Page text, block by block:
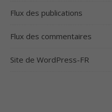
Flux des publications
Flux des commentaires
Site de WordPress-FR